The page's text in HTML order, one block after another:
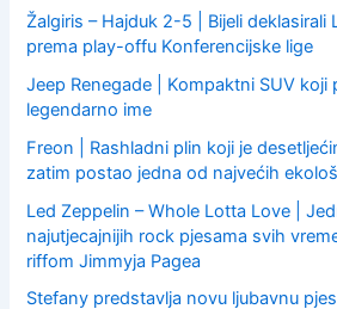
Žalgiris – Hajduk 2-5 | Bijeli deklasirali
prema play-offu Konferencijske lige
Jeep Renegade | Kompaktni SUV
legendarno ime
Freon | Rashladni plin koji je
zatim postao jedna od najvećih
Led Zeppelin – Whole Lotta Love |
najutjecajnijih rock pjesama svih
riffom Jimmyja Pagea
Stefany predstavlja novu ljubavnu